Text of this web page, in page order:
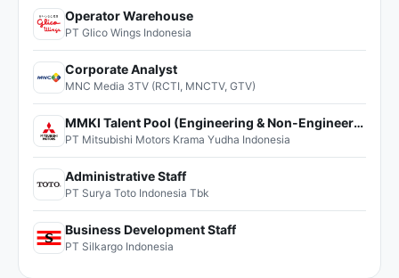
Operator Warehouse
PT Glico Wings Indonesia
Corporate Analyst
MNC Media 3TV (RCTI, MNCTV, GTV)
MMKI Talent Pool (Engineering & Non-Engineering)
PT Mitsubishi Motors Krama Yudha Indonesia
Administrative Staff
PT Surya Toto Indonesia Tbk
Business Development Staff
PT Silkargo Indonesia